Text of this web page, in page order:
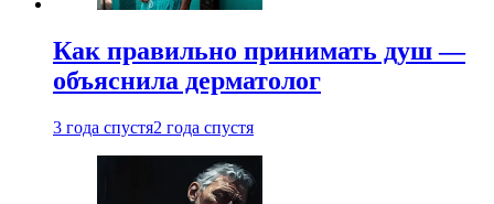
Как правильно принимать душ —
объяснила дерматолог
3 года спустя2 года спустя